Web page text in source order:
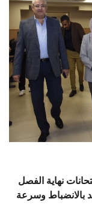
نهاية الفصل
بالانضباط وسرعة